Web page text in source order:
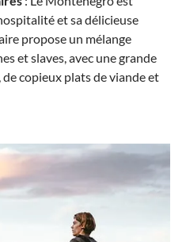
et sa délicieuse
propose un mélange
et slaves, avec une grande
copieux plats de viande et